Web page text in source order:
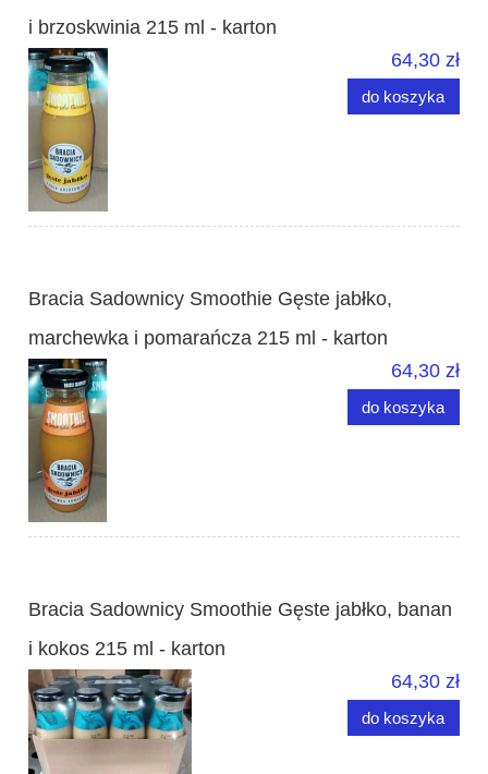
i brzoskwinia 215 ml - karton
64,30 zł
do koszyka
Bracia Sadownicy Smoothie Gęste jabłko,
marchewka i pomarańcza 215 ml - karton
64,30 zł
do koszyka
Bracia Sadownicy Smoothie Gęste jabłko, banan
i kokos 215 ml - karton
64,30 zł
do koszyka